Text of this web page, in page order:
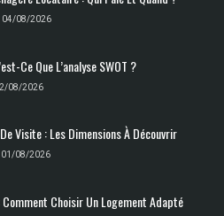
04/08/2026
Ce Que L’analyse SWOT ?
08/2026
Visite : Les Dimensions À Découvrir
01/08/2026
Choisir Un Logement Adapté